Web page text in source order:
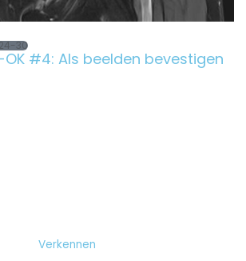
30
#4: Als beelden bevestigen
Verkennen